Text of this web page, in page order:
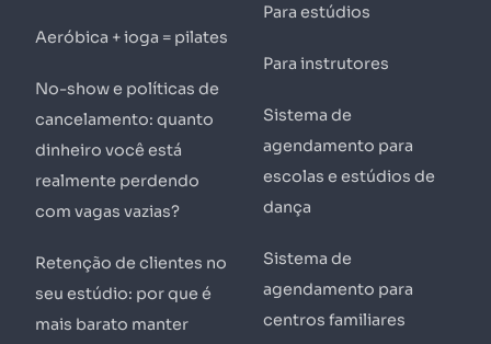
Aeróbica + ioga = pilates
No-show e políticas de
cancelamento: quanto
dinheiro você está
realmente perdendo
com vagas vazias?
Retenção de clientes no
seu estúdio: por que é
mais barato manter
Para estúdios
Para instrutores
Sistema de
agendamento para
escolas e estúdios de
dança
Sistema de
agendamento para
centros familiares